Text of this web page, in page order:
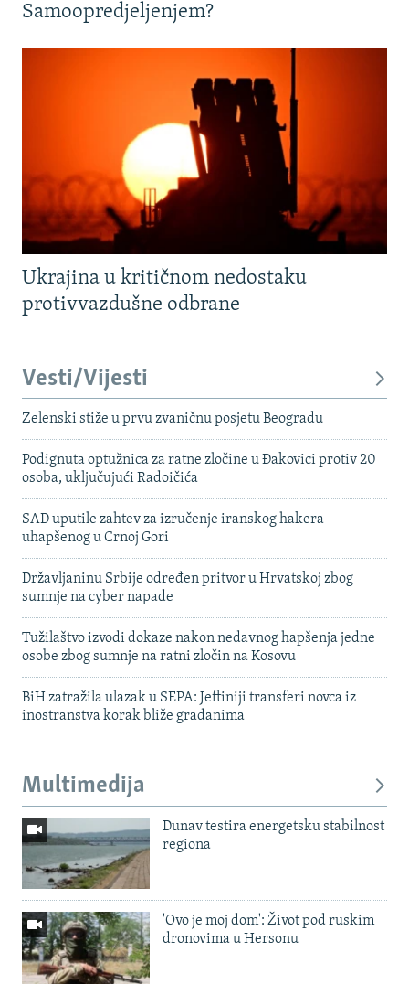
Samoopredjeljenjem?
Ukrajina u kritičnom nedostaku
protivvazdušne odbrane
Vesti/Vijesti
Zelenski stiže u prvu zvaničnu posjetu Beogradu
Podignuta optužnica za ratne zločine u Đakovici protiv 20
osoba, uključujući Radoičića
SAD uputile zahtev za izručenje iranskog hakera
uhapšenog u Crnoj Gori
Državljaninu Srbije određen pritvor u Hrvatskoj zbog
sumnje na cyber napade
Tužilaštvo izvodi dokaze nakon nedavnog hapšenja jedne
osobe zbog sumnje na ratni zločin na Kosovu
BiH zatražila ulazak u SEPA: Jeftiniji transferi novca iz
inostranstva korak bliže građanima
Multimedija
Dunav testira energetsku stabilnost
regiona
'Ovo je moj dom': Život pod ruskim
dronovima u Hersonu